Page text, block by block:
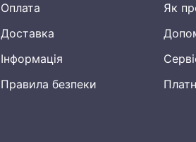
Оплата
Доставка
Інформація
Правила безпеки
Як